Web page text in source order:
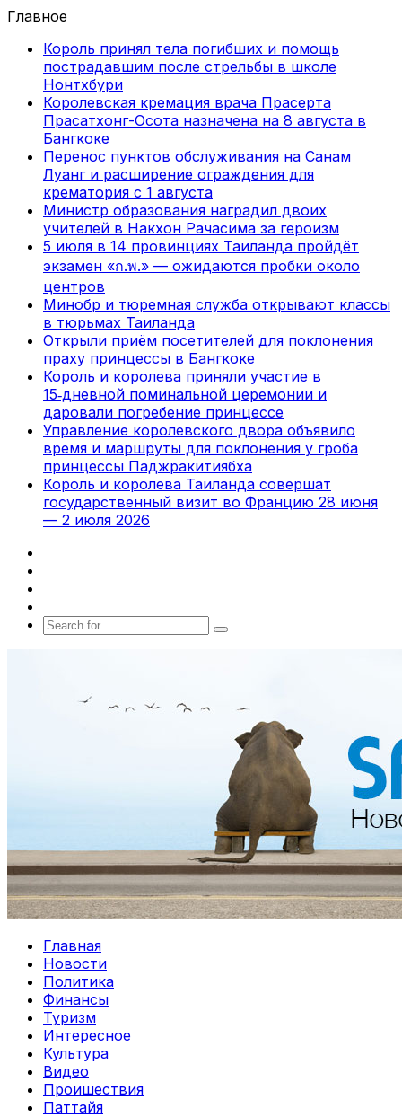
Главное
Король принял тела погибших и помощь
пострадавшим после стрельбы в школе
Нонтхбури
Королевская кремация врача Прасерта
Прасатхонг-Осота назначена на 8 августа в
Бангкоке
Перенос пунктов обслуживания на Санам
Луанг и расширение ограждения для
крематория с 1 августа
Министр образования наградил двоих
учителей в Накхон Рачасима за героизм
5 июля в 14 провинциях Таиланда пройдёт
экзамен «ก.พ.» — ожидаются пробки около
центров
Минобр и тюремная служба открывают классы
в тюрьмах Таиланда
Открыли приём посетителей для поклонения
праху принцессы в Бангкоке
Король и королева приняли участие в
15‑дневной поминальной церемонии и
даровали погребение принцессе
Управление королевского двора объявило
время и маршруты для поклонения у гроба
принцессы Паджракитиябха
Король и королева Таиланда совершат
государственный визит во Францию 28 июня
— 2 июля 2026
Search
Главная
Новости
Политика
Финансы
Туризм
Интересное
Культура
Видео
Проишествия
Паттайя